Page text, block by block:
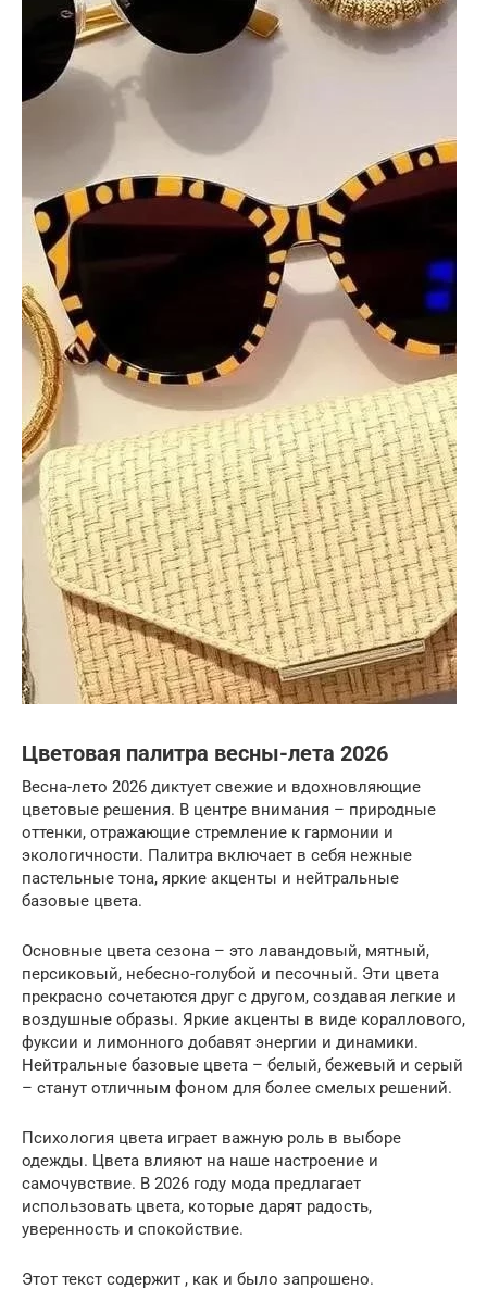
Цветовая палитра весны-лета 2026
Весна-лето 2026 диктует свежие и вдохновляющие
цветовые решения. В центре внимания – природные
оттенки, отражающие стремление к гармонии и
экологичности. Палитра включает в себя нежные
пастельные тона, яркие акценты и нейтральные
базовые цвета.
Основные цвета сезона – это лавандовый, мятный,
персиковый, небесно-голубой и песочный. Эти цвета
прекрасно сочетаются друг с другом, создавая легкие и
воздушные образы. Яркие акценты в виде кораллового,
фуксии и лимонного добавят энергии и динамики.
Нейтральные базовые цвета – белый, бежевый и серый
– станут отличным фоном для более смелых решений.
Психология цвета играет важную роль в выборе
одежды. Цвета влияют на наше настроение и
самочувствие. В 2026 году мода предлагает
использовать цвета, которые дарят радость,
уверенность и спокойствие.
Этот текст содержит , как и было запрошено.